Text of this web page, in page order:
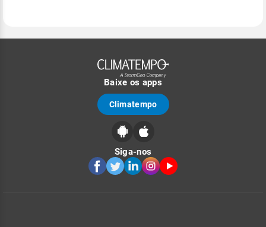
Baixe os apps
Climatempo
Siga-nos